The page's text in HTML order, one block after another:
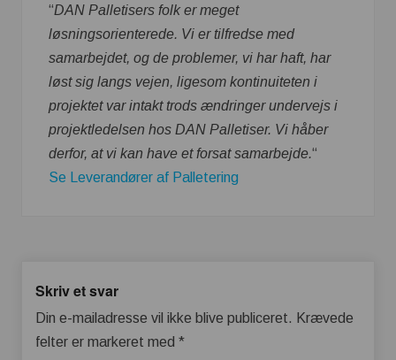
“DAN Palletisers folk er meget
løsningsorienterede. Vi er tilfredse med
samarbejdet, og de problemer, vi har haft, har
løst sig langs vejen, ligesom kontinuiteten i
projektet var intakt trods ændringer undervejs i
projektledelsen hos DAN Palletiser. Vi håber
derfor, at vi kan have et forsat samarbejde.“
Se Leverandører af Palletering
Skriv et svar
Din e-mailadresse vil ikke blive publiceret. Krævede
felter er markeret med *